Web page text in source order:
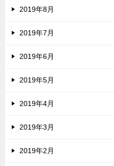
2019年8月
2019年7月
2019年6月
2019年5月
2019年4月
2019年3月
2019年2月